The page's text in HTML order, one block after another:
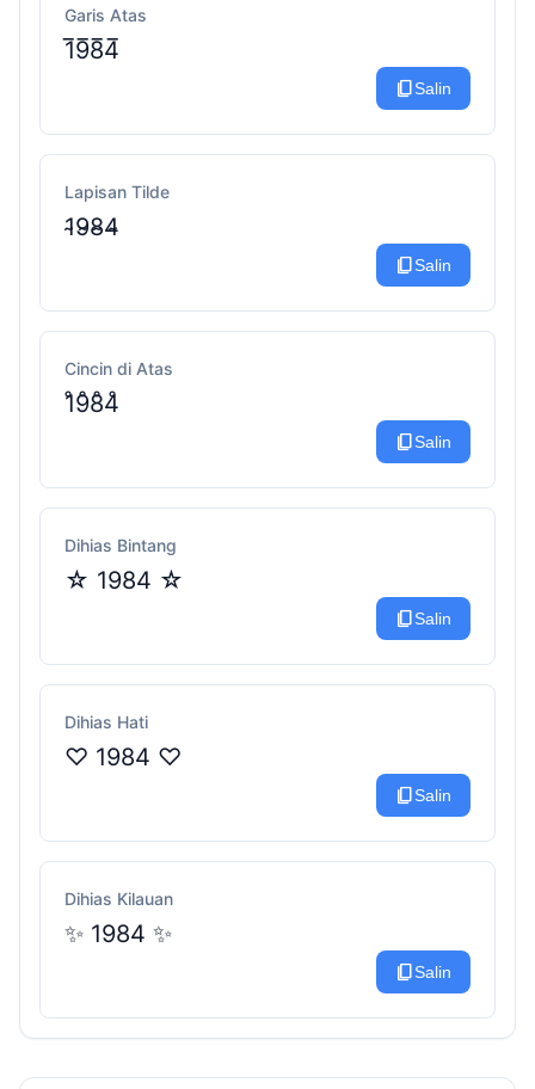
Garis Atas
1̅9̅8̅4̅
content_copySalin
Lapisan Tilde
1̴9̴8̴4̴
content_copySalin
Cincin di Atas
1̊9̊8̊4̊
content_copySalin
Dihias Bintang
☆ 1984 ☆
content_copySalin
Dihias Hati
♡ 1984 ♡
content_copySalin
Dihias Kilauan
✨ 1984 ✨
content_copySalin